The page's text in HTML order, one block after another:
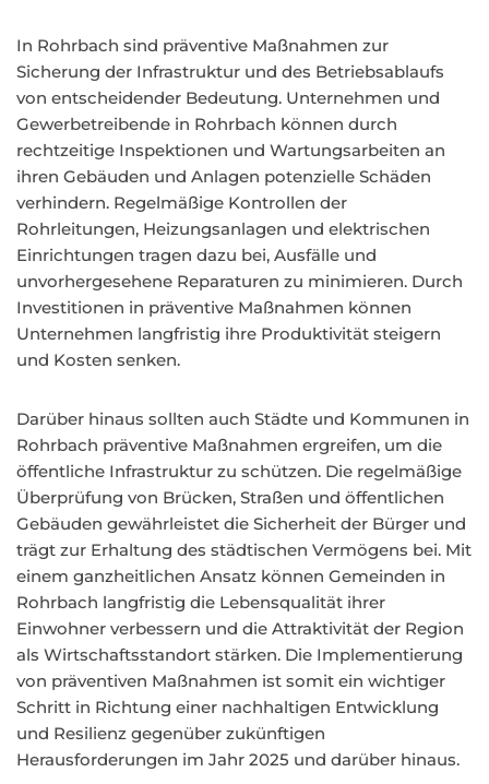
In Rohrbach sind präventive Maßnahmen zur
Sicherung der Infrastruktur und des Betriebsablaufs
von entscheidender Bedeutung. Unternehmen und
Gewerbetreibende in Rohrbach können durch
rechtzeitige Inspektionen und Wartungsarbeiten an
ihren Gebäuden und Anlagen potenzielle Schäden
verhindern. Regelmäßige Kontrollen der
Rohrleitungen, Heizungsanlagen und elektrischen
Einrichtungen tragen dazu bei, Ausfälle und
unvorhergesehene Reparaturen zu minimieren. Durch
Investitionen in präventive Maßnahmen können
Unternehmen langfristig ihre Produktivität steigern
und Kosten senken.
Darüber hinaus sollten auch Städte und Kommunen in
Rohrbach präventive Maßnahmen ergreifen, um die
öffentliche Infrastruktur zu schützen. Die regelmäßige
Überprüfung von Brücken, Straßen und öffentlichen
Gebäuden gewährleistet die Sicherheit der Bürger und
trägt zur Erhaltung des städtischen Vermögens bei. Mit
einem ganzheitlichen Ansatz können Gemeinden in
Rohrbach langfristig die Lebensqualität ihrer
Einwohner verbessern und die Attraktivität der Region
als Wirtschaftsstandort stärken. Die Implementierung
von präventiven Maßnahmen ist somit ein wichtiger
Schritt in Richtung einer nachhaltigen Entwicklung
und Resilienz gegenüber zukünftigen
Herausforderungen im Jahr 2025 und darüber hinaus.